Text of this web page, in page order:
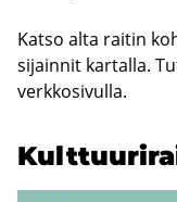
Katso alta rai­tin
si­jain­nit kar­tal­la.
verk­ko­si­vul­la.